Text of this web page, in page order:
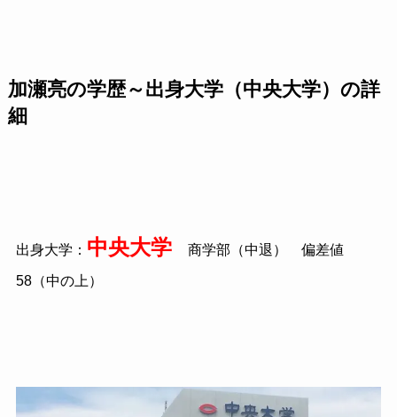
加瀬亮の学歴～出身大学（中央大学）の詳
細
出身大学： 中央大学 商学部（中退） 偏差値
58（中の上）